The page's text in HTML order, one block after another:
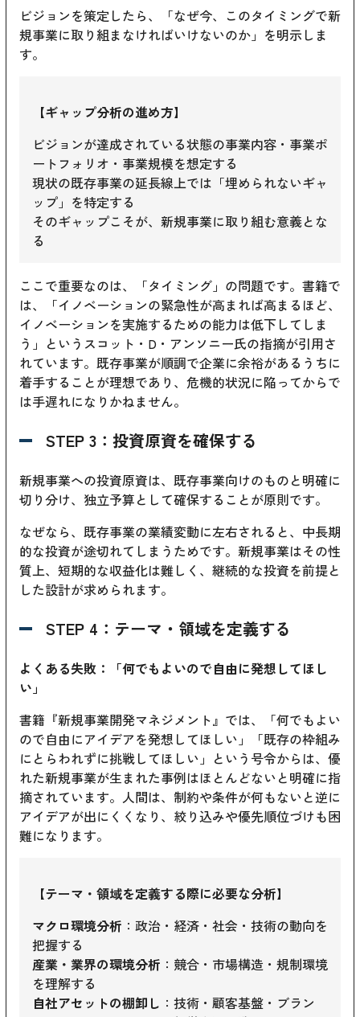
ビジョンを策定したら、「なぜ今、このタイミングで新
規事業に取り組まなければいけないのか」を明示しま
す。
【ギャップ分析の進め方】
ビジョンが達成されている状態の事業内容・事業ポ
ートフォリオ・事業規模を想定する
現状の既存事業の延長線上では「埋められないギャ
ップ」を特定する
そのギャップこそが、新規事業に取り組む意義とな
る
ここで重要なのは、「タイミング」の問題です。書籍で
は、「イノベーションの緊急性が高まれば高まるほど、
イノベーションを実施するための能力は低下してしま
う」というスコット・D・アンソニー氏の指摘が引用さ
れています。既存事業が順調で企業に余裕があるうちに
着手することが理想であり、危機的状況に陥ってからで
は手遅れになりかねません。
STEP 3：投資原資を確保する
新規事業への投資原資は、既存事業向けのものと明確に
切り分け、独立予算として確保することが原則です。
なぜなら、既存事業の業績変動に左右されると、中長期
的な投資が途切れてしまうためです。新規事業はその性
質上、短期的な収益化は難しく、継続的な投資を前提と
した設計が求められます。
STEP 4：テーマ・領域を定義する
よくある失敗：「何でもよいので自由に発想してほし
い」
書籍『新規事業開発マネジメント』では、「何でもよい
ので自由にアイデアを発想してほしい」「既存の枠組み
にとらわれずに挑戦してほしい」という号令からは、優
れた新規事業が生まれた事例はほとんどないと明確に指
摘されています。人間は、制約や条件が何もないと逆に
アイデアが出にくくなり、絞り込みや優先順位づけも困
難になります。
【テーマ・領域を定義する際に必要な分析】
マクロ環境分析 ：政治・経済・社会・技術の動向を
把握する
産業・業界の環境分析 ：競合・市場構造・規制環境
を理解する
自社アセットの棚卸し ：技術・顧客基盤・ブラン